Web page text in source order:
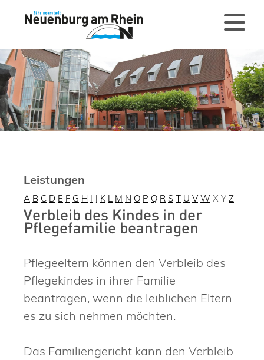
Leistungen
A B C D E F G H I J K L M N O P Q R S T U V W X Y Z
Verbleib des Kindes in der
Pflegefamilie beantragen
Pflegeeltern können den Verbleib des
Pflegekindes in ihrer Familie
beantragen, wenn die leiblichen Eltern
es zu sich nehmen möchten.
Das Familiengericht kann den Verbleib